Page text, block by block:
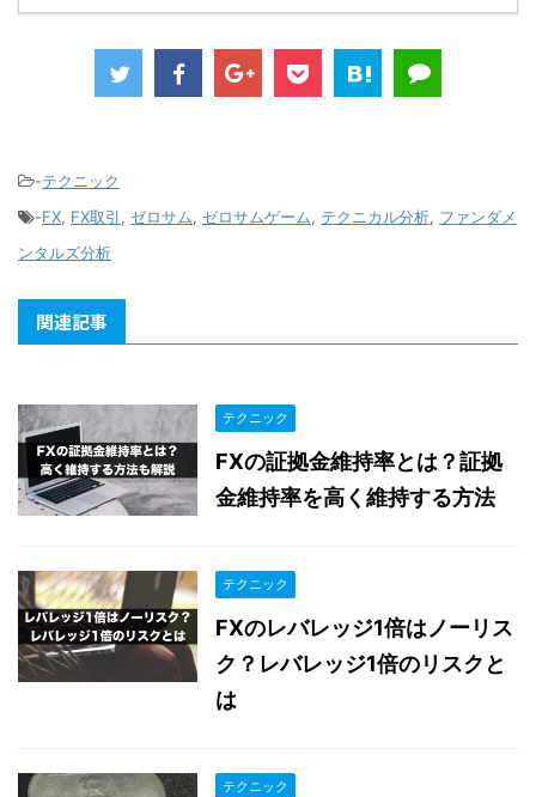
-テクニック
-FX, FX取引, ゼロサム, ゼロサムゲーム, テクニカル分析, ファンダメ
ンタルズ分析
関連記事
テクニック
FXの証拠金維持率とは？証拠
金維持率を高く維持する方法
テクニック
FXのレバレッジ1倍はノーリス
ク？レバレッジ1倍のリスクと
は
テクニック